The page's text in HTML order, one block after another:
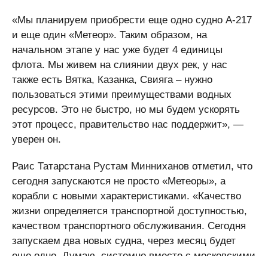
«Мы планируем приобрести еще одно судно А-217
и еще один «Метеор». Таким образом, на
начальном этапе у нас уже будет 4 единицы
флота. Мы живем на слиянии двух рек, у нас
также есть Вятка, Казанка, Свияга – нужно
пользоваться этими преимуществами водных
ресурсов. Это не быстро, но мы будем ускорять
этот процесс, правительство нас поддержит», —
уверен он.
Раис Татарстана Рустам Минниханов отметил, что
сегодня запускаются не просто «Метеоры», а
корабли с новыми характеристиками. «Качество
жизни определяется транспортной доступностью,
качеством транспортного обслуживания. Сегодня
запускаем два новых судна, через месяц будет